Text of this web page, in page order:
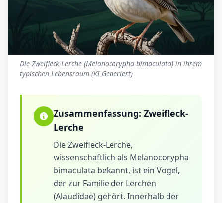
Die Zweifleck-Lerche (Melanocorypha bimaculata) in ihrem
typischen Lebensraum (KI Generiert)
Zusammenfassung: Zweifleck-
Lerche
Die Zweifleck-Lerche,
wissenschaftlich als Melanocorypha
bimaculata bekannt, ist ein Vogel,
der zur Familie der Lerchen
(Alaudidae) gehört. Innerhalb der